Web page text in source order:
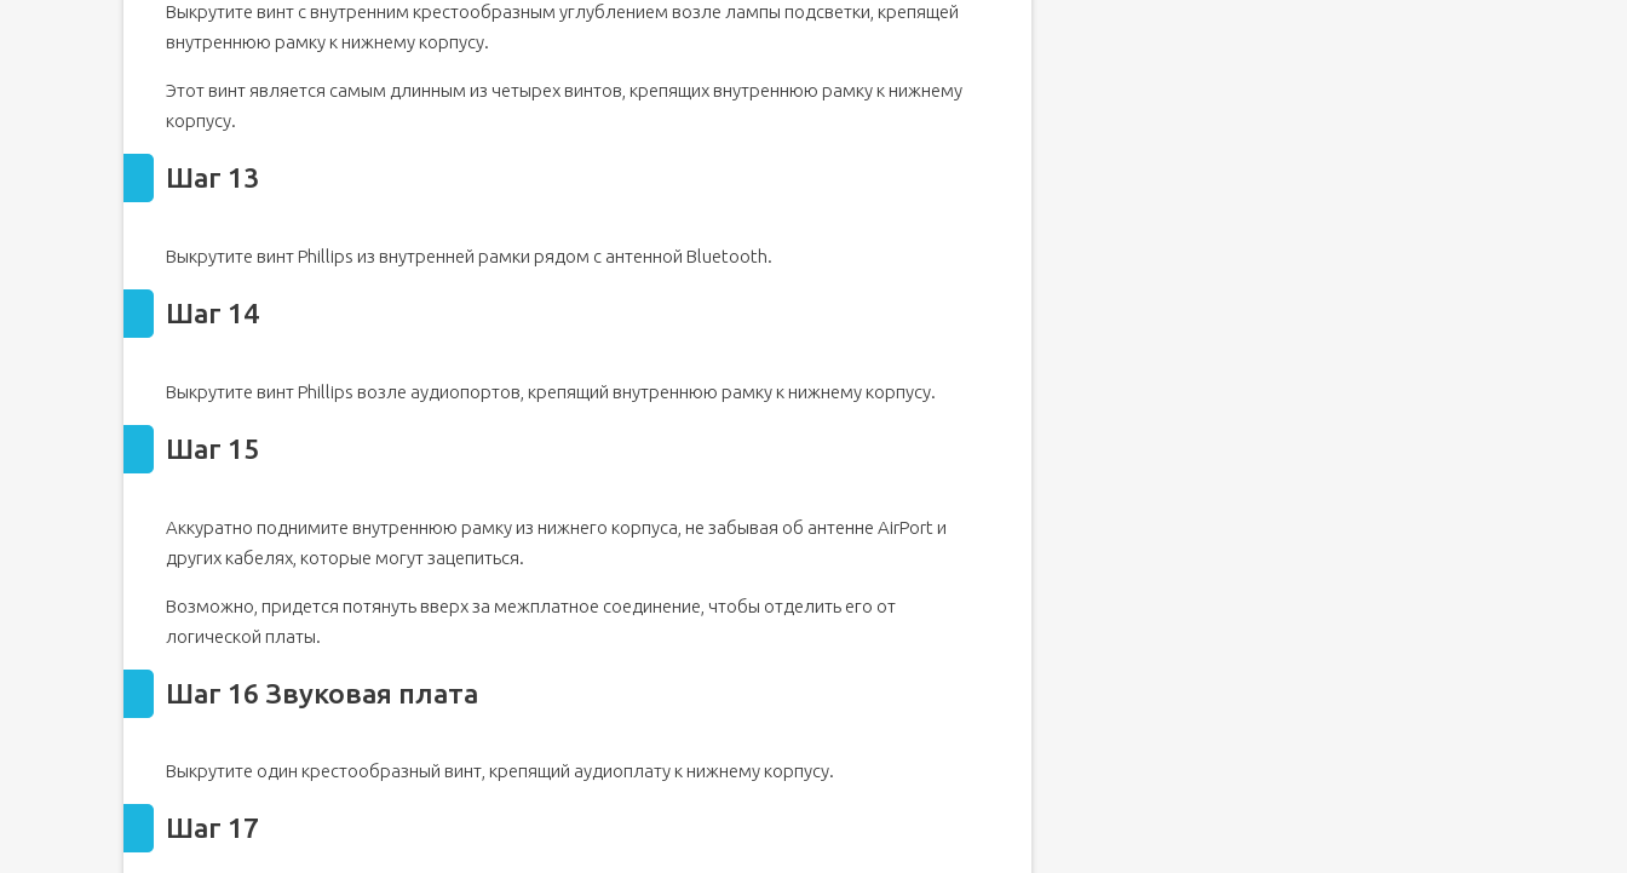
Выкрутите винт с внутренним крестообразным углублением возле лампы подсветки, крепящей
внутреннюю рамку к нижнему корпусу.
Этот винт является самым длинным из четырех винтов, крепящих внутреннюю рамку к нижнему
корпусу.
Шаг 13
Выкрутите винт Phillips из внутренней рамки рядом с антенной Bluetooth.
Шаг 14
Выкрутите винт Phillips возле аудиопортов, крепящий внутреннюю рамку к нижнему корпусу.
Шаг 15
Аккуратно поднимите внутреннюю рамку из нижнего корпуса, не забывая об антенне AirPort и
других кабелях, которые могут зацепиться.
Возможно, придется потянуть вверх за межплатное соединение, чтобы отделить его от
логической платы.
Шаг 16 Звуковая плата
Выкрутите один крестообразный винт, крепящий аудиоплату к нижнему корпусу.
Шаг 17